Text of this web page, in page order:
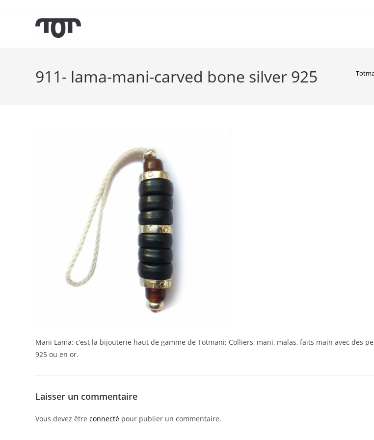
911- lama-mani-carved bone silver 925
Mani Lama: c’est la bijouterie haut de gamme de Totmani; Colliers, mani, malas, faits main avec des
925 ou en or.
Laisser un commentaire
Vous devez être connecté pour publier un commentaire.